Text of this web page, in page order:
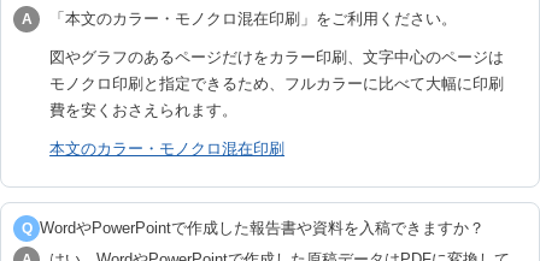
A 「本文のカラー・モノクロ混在印刷」をご利用ください。
図やグラフのあるページだけをカラー印刷、文字中心のページは
モノクロ印刷と指定できるため、フルカラーに比べて大幅に印刷
費を安くおさえられます。
本文のカラー・モノクロ混在印刷
Q WordやPowerPointで作成した報告書や資料を入稿できますか？